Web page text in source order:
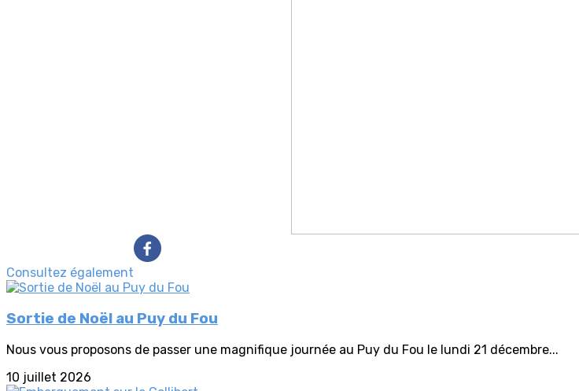
Consultez également
Sortie de Noël au Puy du Fou
Nous vous proposons de passer une magnifique journée au Puy du Fou le lundi 21 décembre...
10 juillet 2026